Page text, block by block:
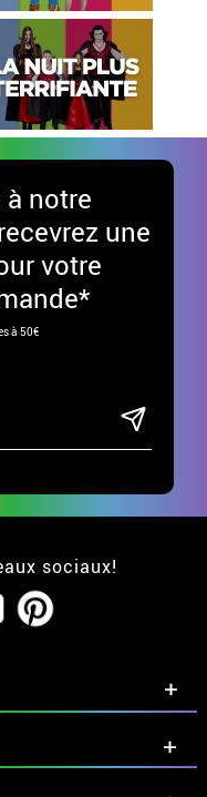
notre
une
votre
à 50€
sociaux!